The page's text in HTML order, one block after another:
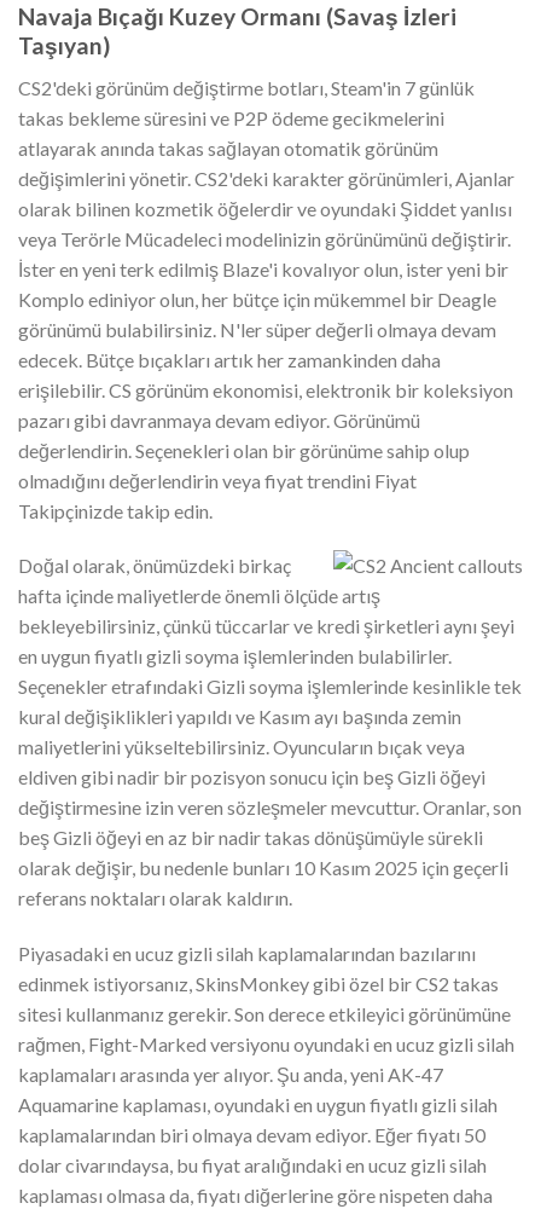
Navaja Bıçağı Kuzey Ormanı (Savaş İzleri
Taşıyan)
CS2'deki görünüm değiştirme botları, Steam'in 7 günlük
takas bekleme süresini ve P2P ödeme gecikmelerini
atlayarak anında takas sağlayan otomatik görünüm
değişimlerini yönetir. CS2'deki karakter görünümleri, Ajanlar
olarak bilinen kozmetik öğelerdir ve oyundaki Şiddet yanlısı
veya Terörle Mücadeleci modelinizin görünümünü değiştirir.
İster en yeni terk edilmiş Blaze'i kovalıyor olun, ister yeni bir
Komplo ediniyor olun, her bütçe için mükemmel bir Deagle
görünümü bulabilirsiniz. N'ler süper değerli olmaya devam
edecek. Bütçe bıçakları artık her zamankinden daha
erişilebilir. CS görünüm ekonomisi, elektronik bir koleksiyon
pazarı gibi davranmaya devam ediyor. Görünümü
değerlendirin. Seçenekleri olan bir görünüme sahip olup
olmadığını değerlendirin veya fiyat trendini Fiyat
Takipçinizde takip edin.
Doğal olarak, önümüzdeki birkaç
hafta içinde maliyetlerde önemli ölçüde artış
bekleyebilirsiniz, çünkü tüccarlar ve kredi şirketleri aynı şeyi
en uygun fiyatlı gizli soyma işlemlerinden bulabilirler.
Seçenekler etrafındaki Gizli soyma işlemlerinde kesinlikle tek
kural değişiklikleri yapıldı ve Kasım ayı başında zemin
maliyetlerini yükseltebilirsiniz. Oyuncuların bıçak veya
eldiven gibi nadir bir pozisyon sonucu için beş Gizli öğeyi
değiştirmesine izin veren sözleşmeler mevcuttur. Oranlar, son
beş Gizli öğeyi en az bir nadir takas dönüşümüyle sürekli
olarak değişir, bu nedenle bunları 10 Kasım 2025 için geçerli
referans noktaları olarak kaldırın.
Piyasadaki en ucuz gizli silah kaplamalarından bazılarını
edinmek istiyorsanız, SkinsMonkey gibi özel bir CS2 takas
sitesi kullanmanız gerekir. Son derece etkileyici görünümüne
rağmen, Fight-Marked versiyonu oyundaki en ucuz gizli silah
kaplamaları arasında yer alıyor. Şu anda, yeni AK-47
Aquamarine kaplaması, oyundaki en uygun fiyatlı gizli silah
kaplamalarından biri olmaya devam ediyor. Eğer fiyatı 50
dolar civarındaysa, bu fiyat aralığındaki en ucuz gizli silah
kaplaması olmasa da, fiyatı diğerlerine göre nispeten daha